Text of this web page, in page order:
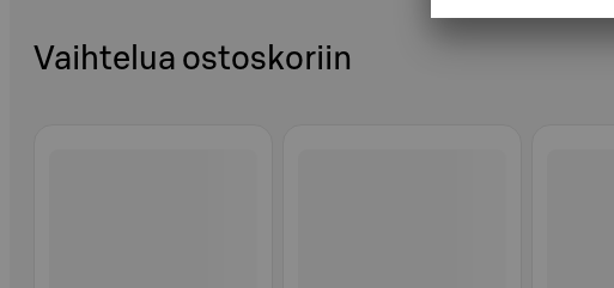
Vaihtelua ostoskoriin